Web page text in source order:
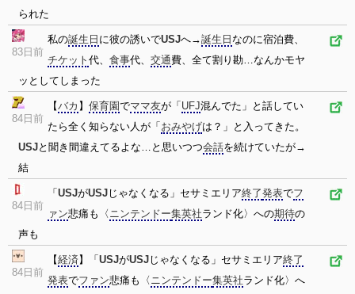
られた
83日前
私の誕生日 に彼の誘いでUSJへ→誕生日 なのに宿泊費、
チケット 代、 食事代、 交通費、全て割り勘…なんかモヤ
ッとしてしまった
84日前
【バカ 】 保育園でママ友が「 UFJ混んでた」と話してい
たら全く知らない人が「 おみやげは？」と入ってきた。
USJと聞き間違えてるよな…と思いつつ会話を続けていたが→
結
84日前
「 USJがUSJ じゃなくなる」セサミエリア終了発表でフ
ァン悲痛も〈 ニンテンドー集英社ランド化〉への期待の
声も
84日前
【経済 】「 USJがUSJ じゃなくなる」セサミエリア終了
発表でファン悲痛も〈 ニンテンドー集英社ランド化〉へ